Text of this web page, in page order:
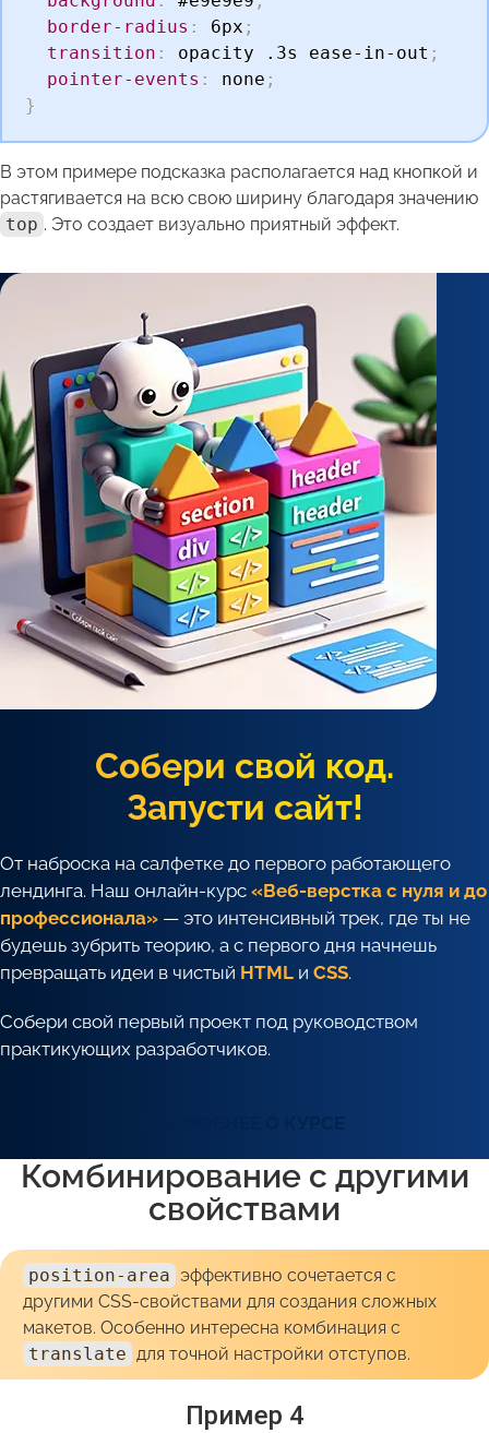
border-radius : 6px ;
transition : opacity .3s ease-in-out ;
pointer-events : none ;
}
В этом примере подсказка располагается над кнопкой и
растягивается на всю свою ширину благодаря значению
top . Это создает визуально приятный эффект.
Собери свой код.
Запусти сайт!
От наброска на салфетке до первого работающего
лендинга. Наш онлайн-курс «Веб-верстка с нуля и до
профессионала» — это интенсивный трек, где ты не
будешь зубрить теорию, а с первого дня начнешь
превращать идеи в чистый HTML и CSS.
Собери свой первый проект под руководством
практикующих разработчиков.
Комбинирование с другими
свойствами
position-area эффективно сочетается с
другими CSS-свойствами для создания сложных
макетов. Особенно интересна комбинация с
translate для точной настройки отступов.
Пример 4